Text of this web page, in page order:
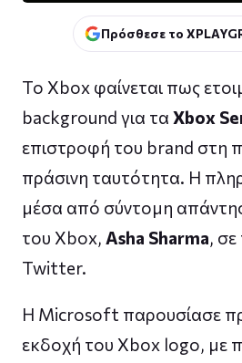
Πρόσθεσε το
Το Xbox φαίνεται πως
background για τα Xbox
επιστροφή του brand στη
πράσινη ταυτότητα. Η
μέσα από σύντομη
του Xbox, Asha Sharma,
Twitter.
Η Microsoft παρουσίασε
εκδοχή του Xbox logo, με